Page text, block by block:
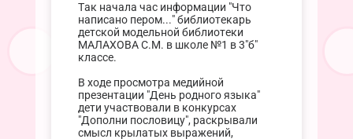
Так начала час информации "Что
написано пером..." библиотекарь
детской модельной библиотеки
МАЛАХОВА С.М. в школе №1 в 3"б"
классе.
В ходе просмотра медийной
презентации "День родного языка"
дети участвовали в конкурсах
"Дополни пословицу", раскрывали
смысл крылатых выражений,